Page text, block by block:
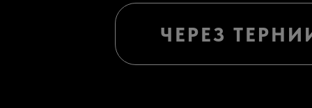
ЧЕРЕЗ